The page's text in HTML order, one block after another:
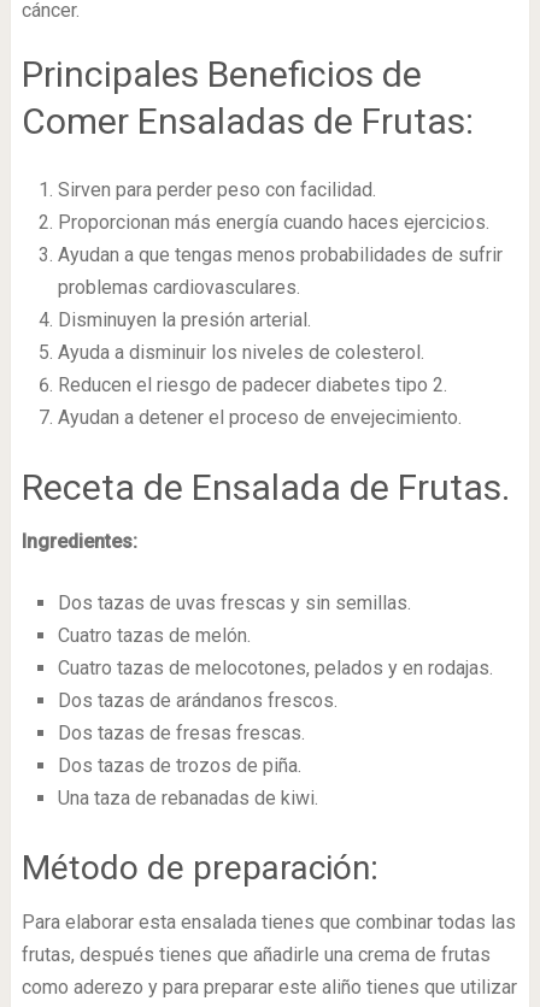
cáncer.
Principales Beneficios de
Comer Ensaladas de Frutas:
Sirven para perder peso con facilidad.
Proporcionan más energía cuando haces ejercicios.
Ayudan a que tengas menos probabilidades de sufrir
problemas cardiovasculares.
Disminuyen la presión arterial.
Ayuda a disminuir los niveles de colesterol.
Reducen el riesgo de padecer diabetes tipo 2.
Ayudan a detener el proceso de envejecimiento.
Receta de Ensalada de Frutas.
Ingredientes:
Dos tazas de uvas frescas y sin semillas.
Cuatro tazas de melón.
Cuatro tazas de melocotones, pelados y en rodajas.
Dos tazas de arándanos frescos.
Dos tazas de fresas frescas.
Dos tazas de trozos de piña.
Una taza de rebanadas de kiwi.
Método de preparación:
Para elaborar esta ensalada tienes que combinar todas las
frutas, después tienes que añadirle una crema de frutas
como aderezo y para preparar este aliño tienes que utilizar